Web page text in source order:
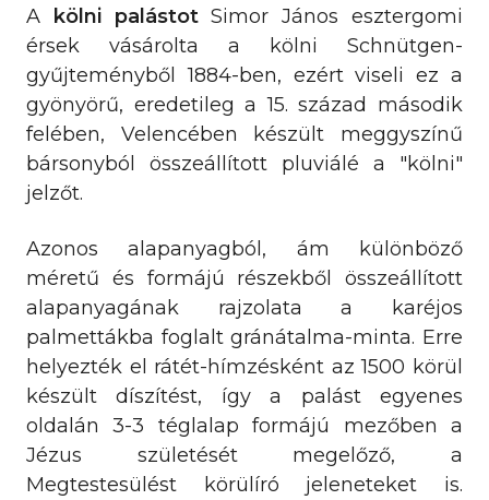
A kölni palástotSimor János esztergomi
érsek vásárolta a kölni Schnütgen-
gyűjteményből 1884-ben, ezért viseli ez a
gyönyörű, eredetileg a 15. század második
felében, Velencében készült meggyszínű
bársonyból összeállított pluviálé a "kölni"
jelzőt.
Azonos alapanyagból, ám különböző
méretű és formájú részekből összeállított
alapanyagának rajzolata a karéjos
palmettákba foglalt gránátalma-minta. Erre
helyezték el rátét-hímzésként az 1500 körül
készült díszítést, így a palást egyenes
oldalán 3-3 téglalap formájú mezőben a
Jézus születését megelőző, a
Megtestesülést körülíró jeleneteket is.